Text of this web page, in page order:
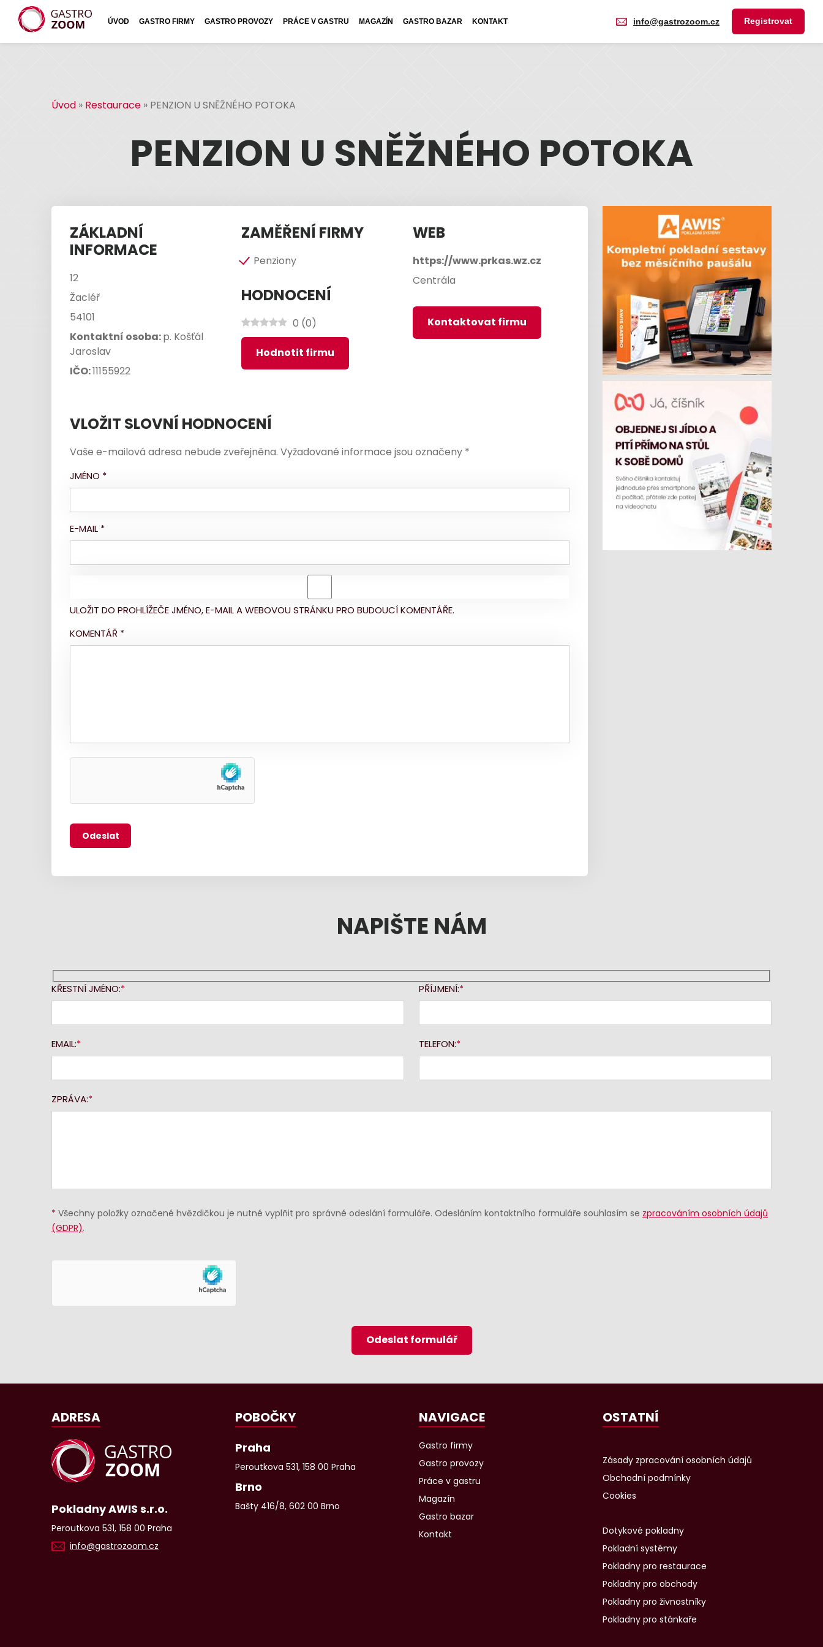
ÚVOD GASTRO FIRMY GASTRO PROVOZY PRÁCE V GASTRU MAGAZÍN GASTRO BAZAR KONTAKT info@gastrozoom.cz Registrovat
Úvod » Restaurace » PENZION U SNĚŽNÉHO POTOKA
PENZION U SNĚŽNÉHO POTOKA
ZÁKLADNÍ
INFORMACE
12
Žacléř
54101
Kontaktní osoba:p. Košťál
Jaroslav
IČO:11155922
ZAMĚŘENÍ FIRMY
Penziony
HODNOCENÍ
0 (0)
Hodnotit firmu
WEB
https://www.prkas.wz.cz
Centrála
Kontaktovat firmu
VLOŽIT SLOVNÍ HODNOCENÍ
Vaše e-mailová adresa nebude zveřejněna. Vyžadované informace jsou označeny *
JMÉNO *
E-MAIL *
ULOŽIT DO PROHLÍŽEČE JMÉNO, E-MAIL A WEBOVOU STRÁNKU PRO BUDOUCÍ KOMENTÁŘE.
KOMENTÁŘ *
NAPIŠTE NÁM
KŘESTNÍ JMÉNO: PŘÍJMENÍ:
EMAIL: TELEFON:
ZPRÁVA:
* Všechny položky označené hvězdičkou je nutné vyplňit pro správné odeslání formuláře. Odesláním kontaktního formuláře souhlasím se zpracováním osobních údajů
(GDPR).
Odeslat formulář
ADRESA
Pokladny AWIS s.r.o.
Peroutkova 531, 158 00 Praha
info@gastrozoom.cz
POBOČKY
Praha
Peroutkova 531, 158 00 Praha
Brno
Bašty 416/8, 602 00 Brno
NAVIGACE
Gastro firmy
Gastro provozy
Práce v gastru
Magazín
Gastro bazar
Kontakt
OSTATNÍ
Zásady zpracování osobních údajů
Obchodní podmínky
Cookies
Dotykové pokladny
Pokladní systémy
Pokladny pro restaurace
Pokladny pro obchody
Pokladny pro živnostníky
Pokladny pro stánkaře